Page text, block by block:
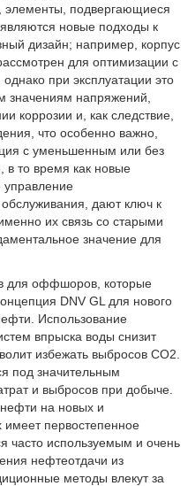
элементы, подвергающиеся
новые подходы к
дизайн; например, корпус
для оптимизации с
при эксплуатации это
значениям напряжений,
коррозии и, как следствие,
что особенно важно,
с уменьшенным или без
в то время как новые
управление
дают ключ к
их связь со старыми
значение для
для оффшоров, которые
DNV GL для нового
Использование
впрыска воды снизит
избежать выбросов CO2.
под значительным
и выбросов при добыче.
на новых и
первостепенное
часто используемым и очень
нефтеотдачи из
методы влекут за